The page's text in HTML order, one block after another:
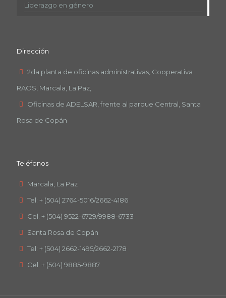
Liderazgo en género
Dirección
2da planta de oficinas administrativas, Cooperativa
RAOS, Marcala, La Paz,
Oficinas de ADELSAR, frente al parque Central, Santa
Rosa de Copán
Teléfonos
Marcala, La Paz
Tel: + (504) 2764-5016/2662-4186
Cel. + (504) 9522-6729/9988-6733
Santa Rosa de Copán
Tel: + (504) 2662-1495/2662-2178
Cel. + (504) 9885-9887